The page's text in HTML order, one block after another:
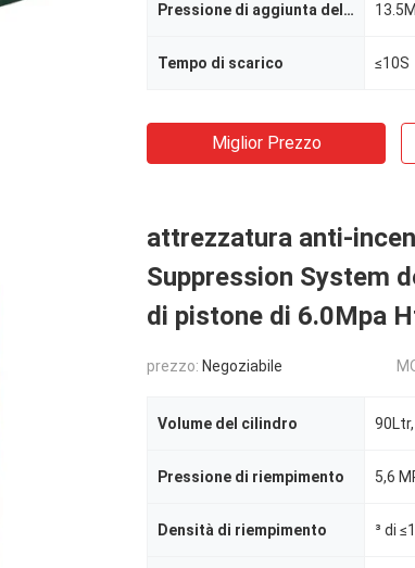
Pressione di aggiunta della pressione
Tempo di scarico ≤10S
Miglior Prezzo
attrezzatura anti-
Suppression System
di pistone di 6.0Mpa
prezzo: Negoziabile
Volume del cilindro
Pressione di riempimento 5,6
Densità di riempimento ³ di